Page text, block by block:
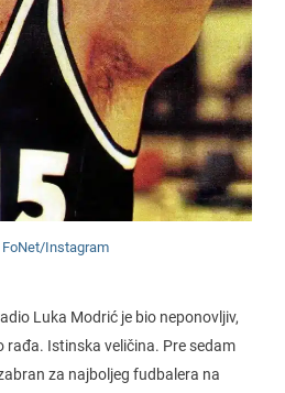
FoNet/Instagram
Luka Modrić je bio neponovljiv,
rađa. Istinska veličina. Pre sedam
za najboljeg fudbalera na